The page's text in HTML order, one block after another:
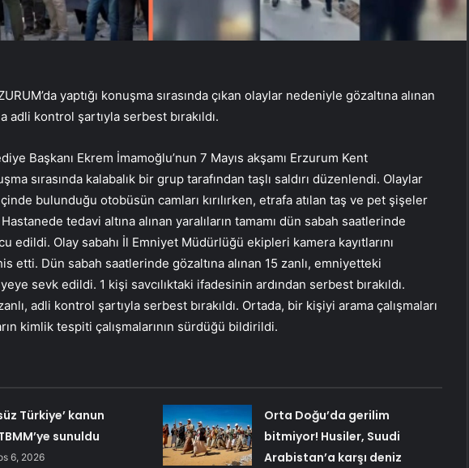
yaptığı konuşma sırasında çıkan olaylar nedeniyle gözaltına alınan
adli kontrol şartıyla serbest bırakıldı.
Başkanı Ekrem İmamoğlu’nun 7 Mayıs akşamı Erzurum Kent
sırasında kalabalık bir grup tarafından taşlı saldırı düzenlendi. Olaylar
bulunduğu otobüsün camları kırılırken, etrafa atılan taş ve pet şişeler
tedavi altına alınan yaralıların tamamı dün sabah saatlerinde
edildi. Olay sabahı İl Emniyet Müdürlüğü ekipleri kamera kayıtlarını
etti. Dün sabah saatlerinde gözaltına alınan 15 zanlı, emniyetteki
sevk edildi. 1 kişi savcılıktaki ifadesinin ardından serbest bırakıldı.
adli kontrol şartıyla serbest bırakıldı. Ortada, bir kişiyi arama çalışmaları
kimlik tespiti çalışmalarının sürdüğü bildirildi.
Türkiye’ kanun
sunuldu
6, 2026
Orta Doğu’da gerilim
bitmiyor! Husiler, Suudi
Arabistan’a karşı deniz